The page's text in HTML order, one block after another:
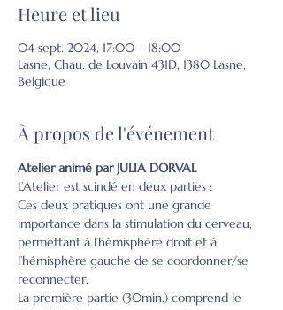
Heure et lieu
04 sept. 2024, 17:00 – 18:00
Lasne, Chau. de Louvain 431D, 1380 Lasne,
Belgique
À propos de l'événement
Atelier animé par JULIA DORVAL
L’Atelier est scindé en deux parties :
Ces deux pratiques ont une grande
importance dans la stimulation du cerveau,
permettant à l’hémisphère droit et à
l’hémisphère gauche de se coordonner/se
reconnecter.
La première partie (30min.) comprend le